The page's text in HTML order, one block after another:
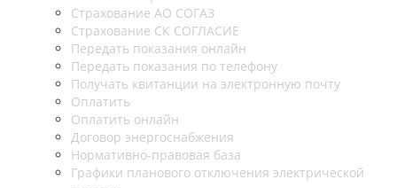
Страхование АО СОГАЗ
Страхование СК СОГЛАСИЕ
Передать показания онлайн
Передать показания по телефону
Получать квитанции на электронную почту
Оплатить
Оплатить онлайн
Договор энергоснабжения
Нормативно-правовая база
Графики планового отключения электрической